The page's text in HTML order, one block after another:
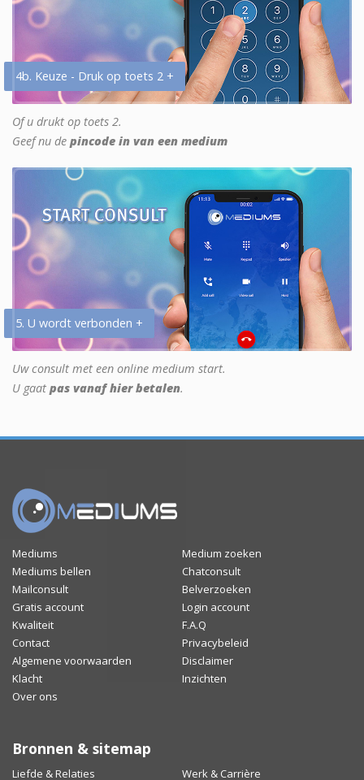
4b. Keuze - Druk op toets 2 +
Of u drukt op toets 2.
Geef nu de pincode in van een medium
5. U wordt verbonden +
Uw consult met een online medium start.
U gaat pas vanaf hier betalen.
Mediums
Medium zoeken
Mediums bellen
Chatconsult
Mailconsult
Belverzoeken
Gratis account
Login account
Kwaliteit
F.A.Q
Contact
Privacybeleid
Algemene voorwaarden
Disclaimer
Klacht
Inzichten
Over ons
Bronnen & sitemap
Liefde & Relaties Werk & Carrière